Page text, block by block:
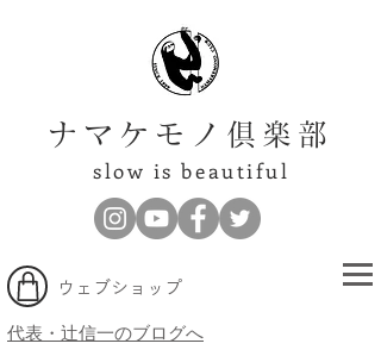
ナマケモノ倶楽部
slow is beautiful
​ウェブショップ
代表・辻信一のブログへ